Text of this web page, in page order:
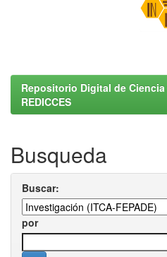
Repositorio Digital de
REDICCES
Busqueda
Buscar:
por